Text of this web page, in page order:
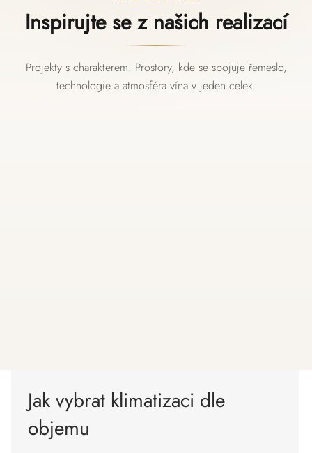
Inspirujte se z našich realizací
Projekty s charakterem. Prostory, kde se spojuje řemeslo,
technologie a atmosféra vína v jeden celek.
Jak vybrat klimatizaci dle
objemu